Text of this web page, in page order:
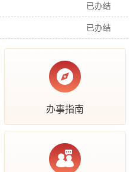
已办结
已办结
办事指南